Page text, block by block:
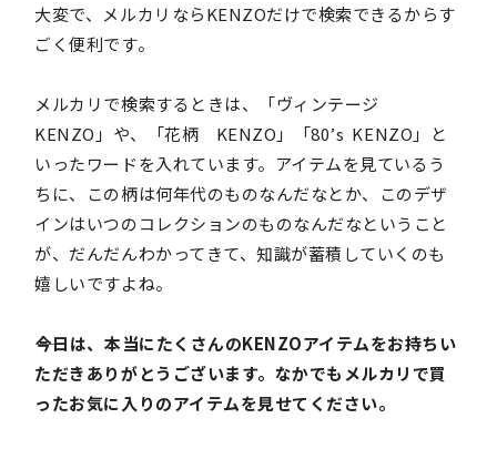
大変で、メルカリならKENZOだけで検索できるからす
ごく便利です。
メルカリで検索するときは、「ヴィンテージ
KENZO」や、「花柄 KENZO」「80’s KENZO」と
いったワードを入れています。アイテムを見ているう
ちに、この柄は何年代のものなんだなとか、このデザ
インはいつのコレクションのものなんだなということ
が、だんだんわかってきて、知識が蓄積していくのも
嬉しいですよね。
――今日は、本当にたくさんのKENZOアイテムをお持ちい
ただきありがとうございます。なかでもメルカリで買
ったお気に入りのアイテムを見せてください。